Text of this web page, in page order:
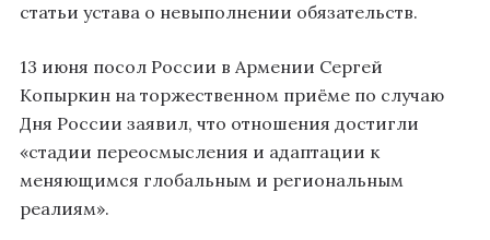
статьи устава о невыполнении обязательств.
13 июня посол России в Армении Сергей
Копыркин на торжественном приёме по случаю
Дня России заявил, что отношения достигли
«стадии переосмысления и адаптации к
меняющимся глобальным и региональным
реалиям».